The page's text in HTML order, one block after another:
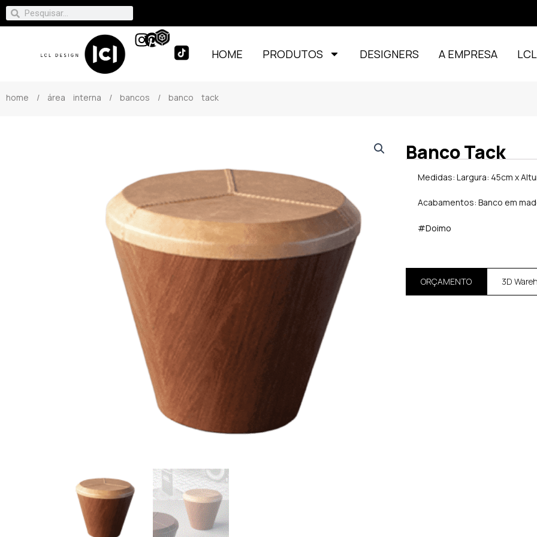
HOME PRODUTOS DESIGNERS A EMPRESA
home / área interna / bancos / banco tack
Banco Tack
Medidas: Largura: 45cm x
Acabamentos: Banco em
#Doimo
ORÇAMENTO 3D